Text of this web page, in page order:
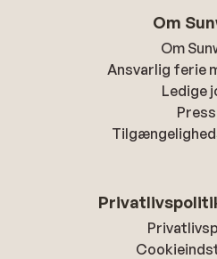
Om
Om
Ansvarlig ferie
Ledige